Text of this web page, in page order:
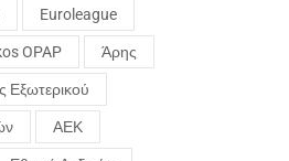
Euroleague
OPAP Άρης
Εξωτερικού
ΑΕΚ